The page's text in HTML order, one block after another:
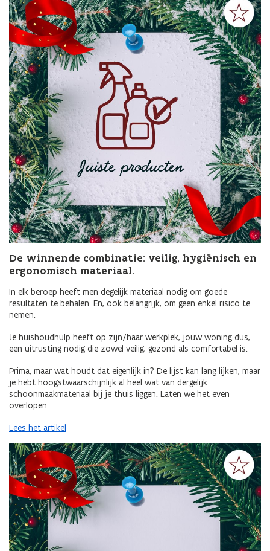
De winnende combinatie: veilig, hygiënisch en
ergonomisch materiaal.
In elk beroep heeft men degelijk materiaal nodig om goede
resultaten te behalen. En, ook belangrijk, om geen enkel risico te
nemen.
Je huishoudhulp heeft op zijn/haar werkplek, jouw woning dus,
een uitrusting nodig die zowel veilig, gezond als comfortabel is.
Prima, maar wat houdt dat eigenlijk in? De lijst kan lang lijken, maar
je hebt hoogstwaarschijnlijk al heel wat van dergelijk
schoonmaakmateriaal bij je thuis liggen. Laten we het even
overlopen.
Lees het artikel